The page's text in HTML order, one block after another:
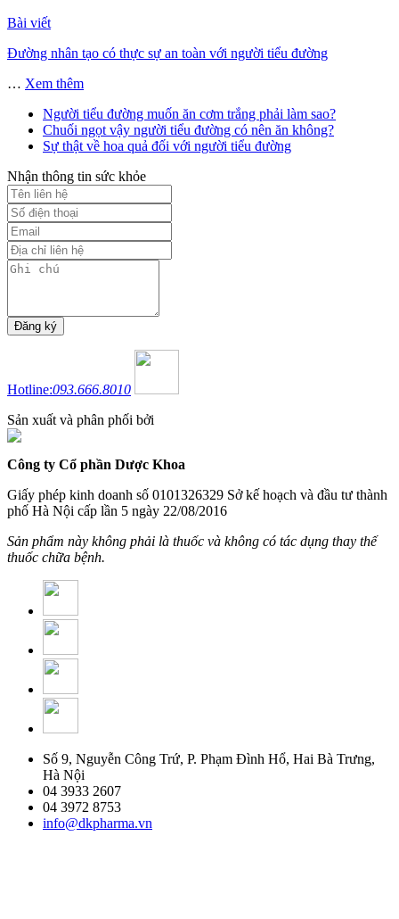
Bài viết
Đường nhân tạo có thực sự an toàn với người tiểu đường
… Xem thêm
Người tiểu đường muốn ăn cơm trắng phải làm sao?
Chuối ngọt vậy người tiểu đường có nên ăn không?
Sự thật về hoa quả đối với người tiểu đường
Nhận thông tin sức khỏe
Hotline:093.666.8010
Sản xuất và phân phối bởi
Công ty Cổ phần Dược Khoa
Giấy phép kinh doanh số 0101326329 Sở kế hoạch và đầu tư thành
phố Hà Nội cấp lần 5 ngày 22/08/2016
Sản phẩm này không phải là thuốc và không có tác dụng thay thế
thuốc chữa bệnh.
Số 9, Nguyễn Công Trứ, P. Phạm Đình Hổ, Hai Bà Trưng,
Hà Nội
04 3933 2607
04 3972 8753
info@dkpharma.vn